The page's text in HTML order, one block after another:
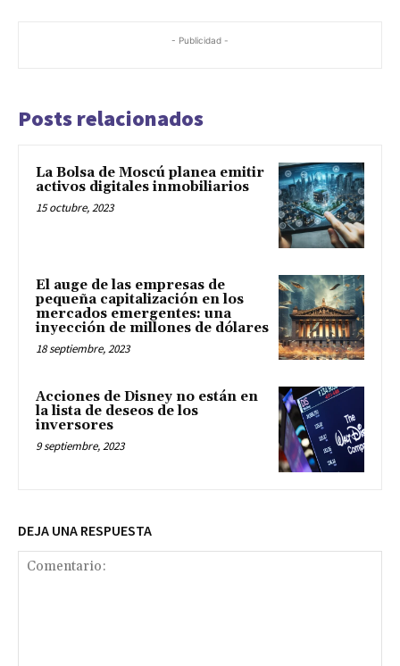
- Publicidad -
Posts relacionados
La Bolsa de Moscú planea emitir
activos digitales inmobiliarios
15 octubre, 2023
El auge de las empresas de
pequeña capitalización en los
mercados emergentes: una
inyección de millones de dólares
18 septiembre, 2023
Acciones de Disney no están en
la lista de deseos de los
inversores
9 septiembre, 2023
DEJA UNA RESPUESTA